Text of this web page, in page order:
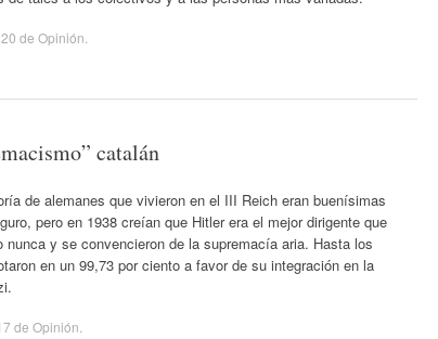
de Opinión
catalán
de alemanes que vivieron en el III Reich eran buenísimas
pero en 1938 creían que Hitler era el mejor dirigente que
nunca y se convencieron de la supremacía aria. Hasta los
en un 99,73 por ciento a favor de su integración en la
de Opinión